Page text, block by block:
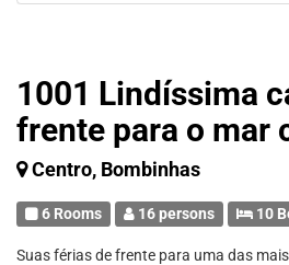
1001 Lindíssima
frente para o mar
Centro, Bombinhas
6 Rooms 16 persons 10
Suas férias de frente para uma das